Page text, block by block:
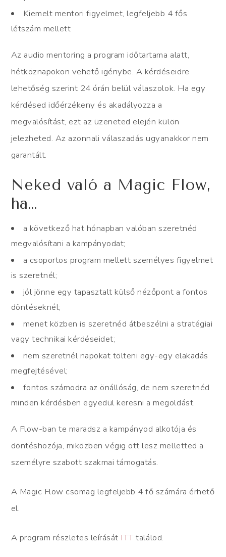
Kiemelt mentori figyelmet, legfeljebb 4 fős
létszám mellett
Az audio mentoring a program időtartama alatt,
hétköznapokon vehető igénybe. A kérdéseidre
lehetőség szerint 24 órán belül válaszolok. Ha egy
kérdésed időérzékeny és akadályozza a
megvalósítást, ezt az üzeneted elején külön
jelezheted. Az azonnali válaszadás ugyanakkor nem
garantált.
Neked való a Magic Flow,
ha…
a következő hat hónapban valóban szeretnéd
megvalósítani a kampányodat;
a csoportos program mellett személyes figyelmet
is szeretnél;
jól jönne egy tapasztalt külső nézőpont a fontos
döntéseknél;
menet közben is szeretnéd átbeszélni a stratégiai
vagy technikai kérdéseidet;
nem szeretnél napokat tölteni egy-egy elakadás
megfejtésével;
fontos számodra az önállóság, de nem szeretnéd
minden kérdésben egyedül keresni a megoldást.
A Flow-ban te maradsz a kampányod alkotója és
döntéshozója, miközben végig ott lesz melletted a
személyre szabott szakmai támogatás.
A Magic Flow csomag legfeljebb 4 fő számára érhető
el.
A program részletes leírását ITTtalálod.